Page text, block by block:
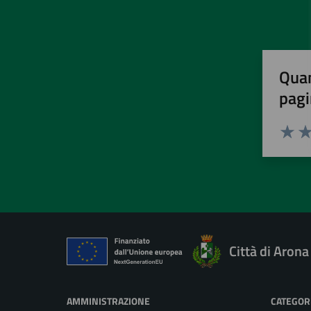
Città di Arona
AMMINISTRAZIONE